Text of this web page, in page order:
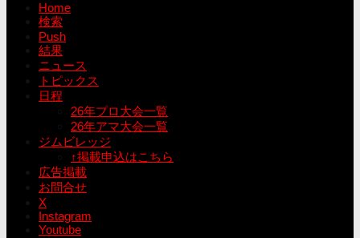
Home
検索
Push
結果
ニュース
トピックス
日程
26年プロ大会一覧
26年アマ大会一覧
ジムビレッジ
↑掲載申込はこちら
広告掲載
お問合せ
X
Instagram
Youtube